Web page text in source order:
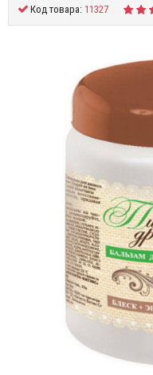
Код товара:11327